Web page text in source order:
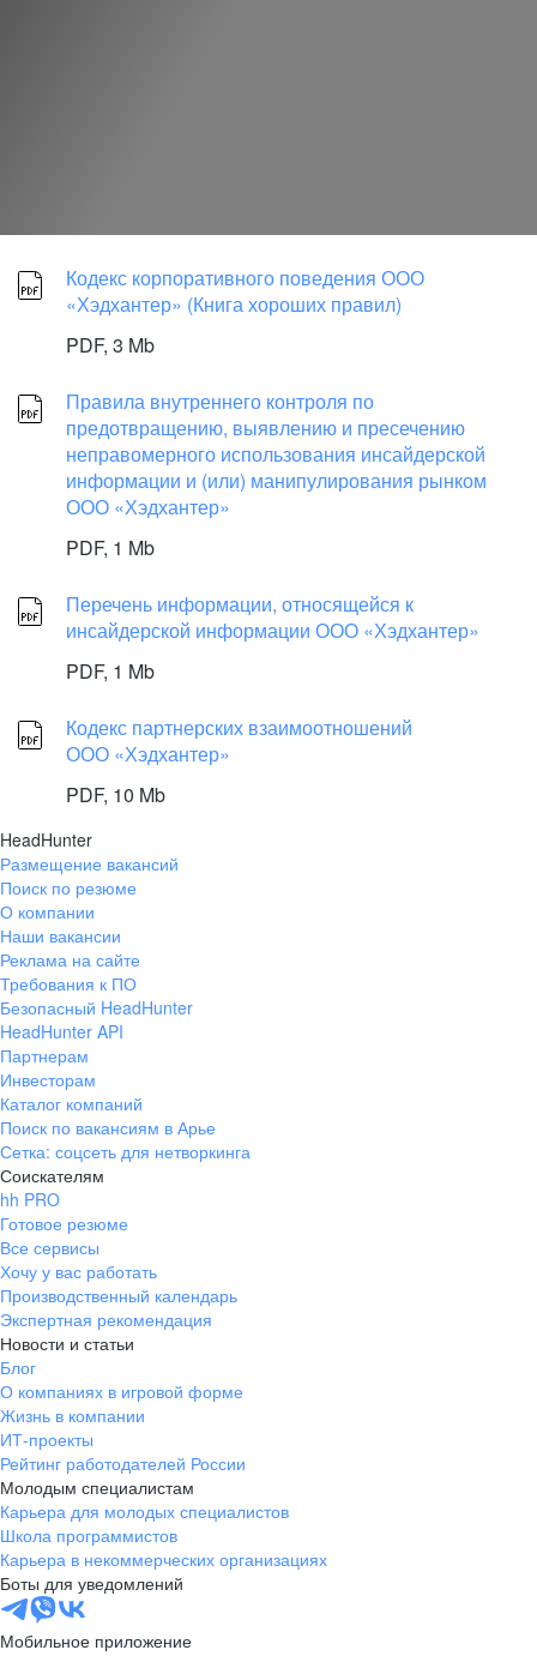
Кодекс корпоративного поведения ООО
«Хэдхантер» (Книга хороших правил)
PDF, 3 Mb
Правила внутреннего контроля по
предотвращению, выявлению и пресечению
неправомерного использования инсайдерской
информации и (или) манипулирования рынком
ООО «Хэдхантер»
PDF, 1 Mb
Перечень информации, относящейся к
инсайдерской информации ООО «Хэдхантер»
PDF, 1 Mb
Кодекс партнерских взаимоотношений
ООО «Хэдхантер»
PDF, 10 Mb
HeadHunter
Размещение вакансий
Поиск по резюме
О компании
Наши вакансии
Реклама на сайте
Требования к ПО
Безопасный HeadHunter
HeadHunter API
Партнерам
Инвесторам
Каталог компаний
Поиск по вакансиям в Арье
Сетка: соцсеть для нетворкинга
Соискателям
hh PRO
Готовое резюме
Все сервисы
Хочу у вас работать
Производственный календарь
Экспертная рекомендация
Новости и статьи
Блог
О компаниях в игровой форме
Жизнь в компании
ИТ-проекты
Рейтинг работодателей России
Молодым специалистам
Карьера для молодых специалистов
Школа программистов
Карьера в некоммерческих организациях
Боты для уведомлений
Мобильное приложение